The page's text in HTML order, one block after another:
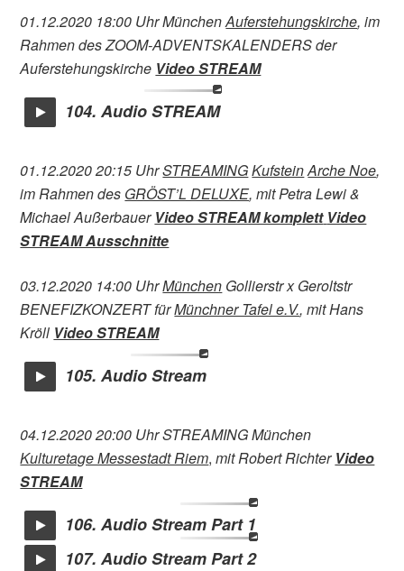
01.12.2020 18:00 Uhr MünchenAuferstehungskirche, im
Rahmen des ZOOM-ADVENTSKALENDERS der
Auferstehungskirche Video STREAM
104. Audio STREAM
01.12.2020 20:15 UhrSTREAMINGKufsteinArche Noe,
im Rahmen des GRÖST’L DELUXE, mit Petra Lewi &
Michael Außerbauer Video STREAM komplett Video
STREAM Ausschnitte
03.12.2020 14:00 UhrMünchen Gollierstr x Geroltstr
BENEFIZKONZERT fürMünchner Tafel e.V., mit Hans
Kröll Video STREAM
105. Audio Stream
04.12.2020 20:00 Uhr STREAMING München
Kulturetage Messestadt Riem,mit Robert Richter Video
STREAM
106. Audio Stream Part 1
107. Audio Stream Part 2